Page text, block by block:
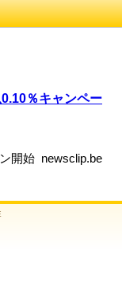
％キャンペー
開始 newsclip.be